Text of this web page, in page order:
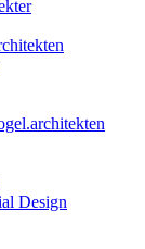
Design